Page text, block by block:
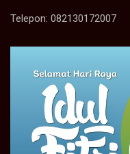
Telepon: 082130172007